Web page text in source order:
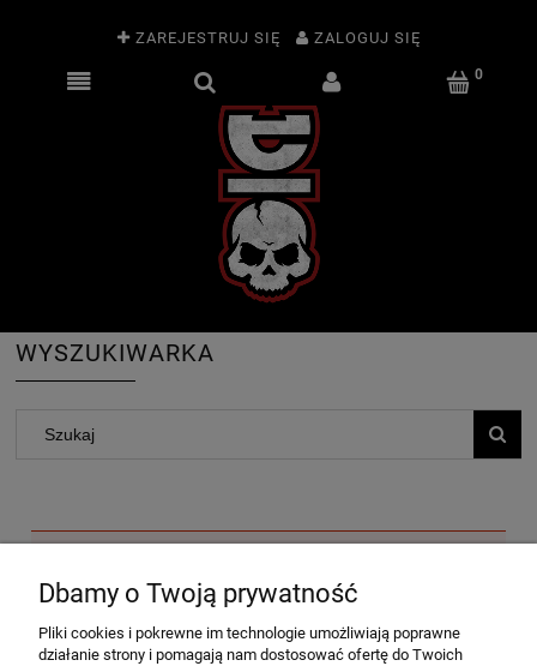
ZAREJESTRUJ SIĘ ZALOGUJ SIĘ
WYSZUKIWARKA
POMOC
Dbamy o Twoją prywatność
Pliki cookies i pokrewne im technologie umożliwiają poprawne
działanie strony i pomagają nam dostosować ofertę do Twoich